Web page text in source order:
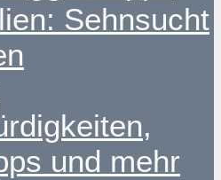
Sehnsucht
und mehr